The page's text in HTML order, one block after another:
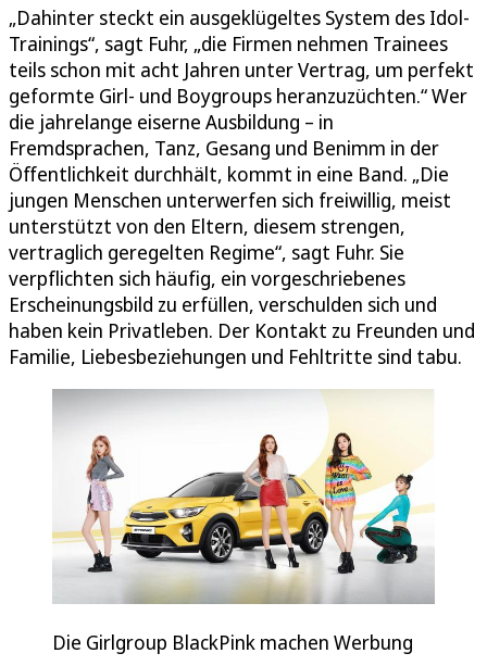
„Dahinter steckt ein ausgeklügeltes System des Idol-
Trainings“, sagt Fuhr, „die Firmen nehmen Trainees
teils schon mit acht Jahren unter Vertrag, um perfekt
geformte Girl- und Boygroups heranzuzüchten.“ Wer
die jahrelange eiserne Ausbildung – in
Fremdsprachen, Tanz, Gesang und Benimm in der
Öffentlichkeit durchhält, kommt in eine Band. „Die
jungen Menschen unterwerfen sich freiwillig, meist
unterstützt von den Eltern, diesem strengen,
vertraglich geregelten Regime“, sagt Fuhr. Sie
verpflichten sich häufig, ein vorgeschriebenes
Erscheinungsbild zu erfüllen, verschulden sich und
haben kein Privatleben. Der Kontakt zu Freunden und
Familie, Liebesbeziehungen und Fehltritte sind tabu.
Die Girlgroup BlackPink machen Werbung